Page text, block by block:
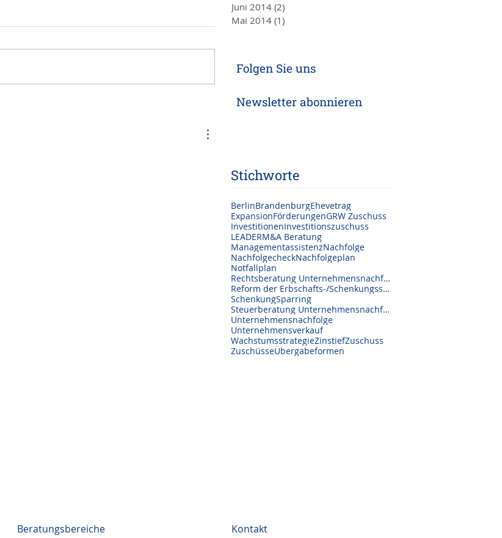
Juni 2014 (2)
Mai 2014 (1)
Folgen Sie uns
Newsletter abonnieren
Stichworte
BerlinBrandenburgEhevetrag
ExpansionFörderungenGRW Zuschuss
InvestitionenInvestitionszuschuss
LEADERM&A Beratung
ManagementassistenzNachfolge
NachfolgecheckNachfolgeplan
Notfallplan
Rechtsberatung Unternehmensnachfolge
Reform der Erbschafts-/Schenkungssteuer
SchenkungSparring
Steuerberatung Unternehmensnachfolge
Unternehmensnachfolge
Unternehmensverkauf
WachstumsstrategieZinstiefZuschuss
ZuschüsseÜbergabeformen
Beratungsbereiche Kontakt